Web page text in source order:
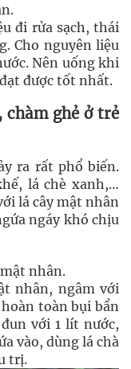
đi rửa sạch, thái
Cho nguyên liệu
Nên uống khi
được tốt nhất.
chàm ghẻ ở trẻ
ra rất phổ biến.
lá chè xanh,…
lá cây mật nhân
ngáy khó chịu
nhân.
nhân, ngâm với
toàn bụi bẩn
với 1 lít nước,
vào, dùng lá chà
trị.